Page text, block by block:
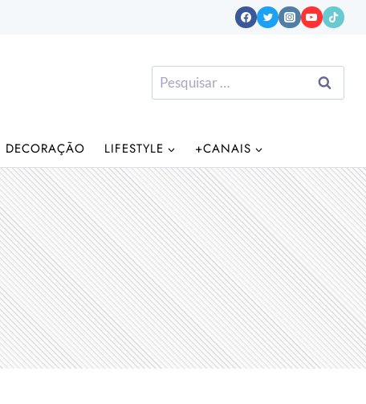
Pesquisar
por:
DECORAÇÃO LIFESTYLE +CANAIS